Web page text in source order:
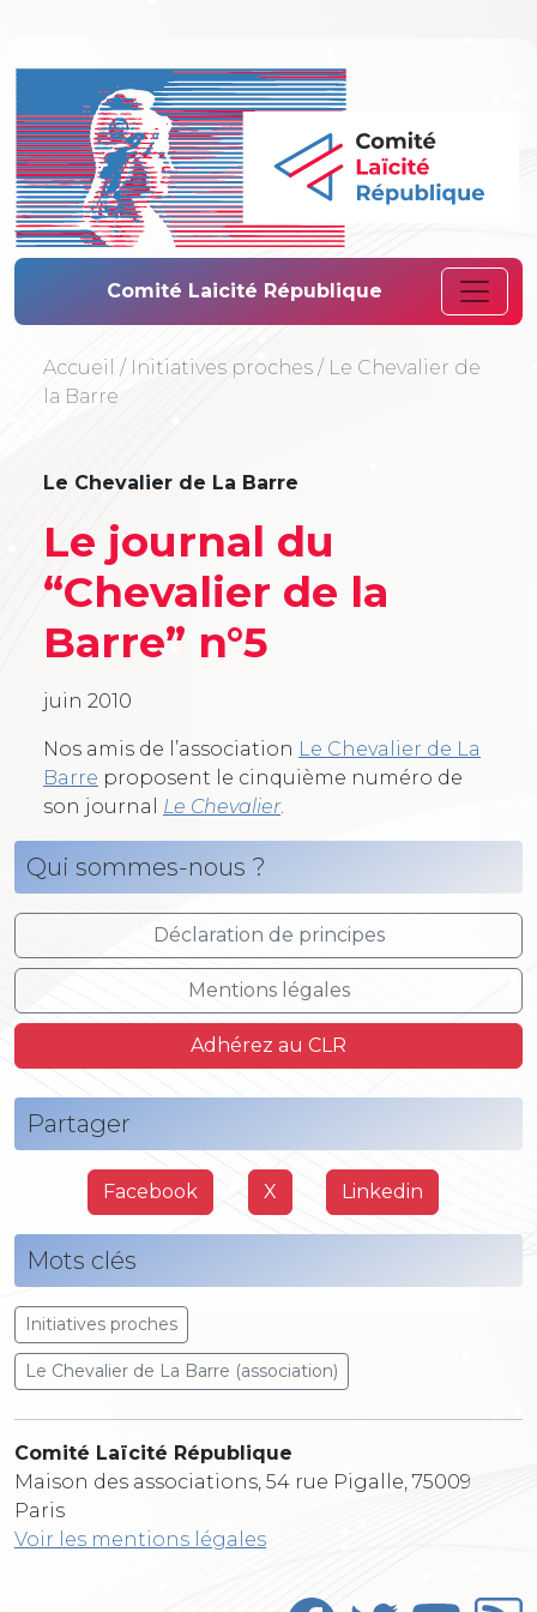
Comité Laïcité
Comité Laicité République
Accueil / Initiatives proches / Le Chevalier de
la Barre
Le Chevalier de La Barre
Le journal du
“Chevalier de la
Barre” n°5
juin 2010
Nos amis de l’association Le Chevalier de La
Barre proposent le cinquième numéro de
son journal Le Chevalier.
Qui sommes-nous ?
Déclaration de principes
Mentions légales
Adhérez au CLR
Partager
Facebook X Linkedin
Mots clés
Initiatives proches
Le Chevalier de La Barre (association)
Comité Laïcité République
Maison des associations, 54 rue Pigalle, 75009
Paris
Voir les mentions légales